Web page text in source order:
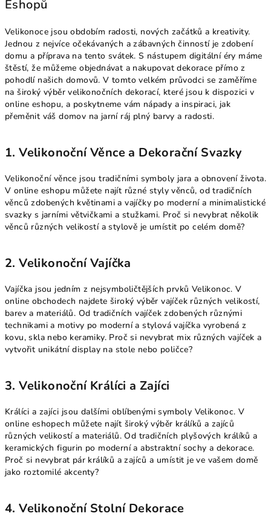
Eshopů
Velikonoce jsou obdobím radosti, nových začátků a kreativity.
Jednou z nejvíce očekávaných a zábavných činností je zdobení
domu a příprava na tento svátek. S nástupem digitální éry máme
štěstí, že můžeme objednávat a nakupovat dekorace přímo z
pohodlí našich domovů. V tomto velkém průvodci se zaměříme
na široký výběr velikonočních dekorací, které jsou k dispozici v
online eshopu, a poskytneme vám nápady a inspiraci, jak
přeměnit váš domov na jarní ráj plný barvy a radosti.
1. Velikonoční Věnce a Dekorační Svazky
Velikonoční věnce jsou tradičními symboly jara a obnovení života.
V online eshopu můžete najít různé styly věnců, od tradičních
věnců zdobených květinami a vajíčky po moderní a minimalistické
svazky s jarními větvičkami a stužkami. Proč si nevybrat několik
věnců různých velikostí a stylově je umístit po celém domě?
2. Velikonoční Vajíčka
Vajíčka jsou jedním z nejsymboličtějších prvků Velikonoc. V
online obchodech najdete široký výběr vajíček různých velikostí,
barev a materiálů. Od tradičních vajíček zdobených různými
technikami a motivy po moderní a stylová vajíčka vyrobená z
kovu, skla nebo keramiky. Proč si nevybrat mix různých vajíček a
vytvořit unikátní display na stole nebo poličce?
3. Velikonoční Králíci a Zajíci
Králíci a zajíci jsou dalšími oblíbenými symboly Velikonoc. V
online eshopech můžete najít široký výběr králíků a zajíců
různých velikostí a materiálů. Od tradičních plyšových králíků a
keramických figurin po moderní a abstraktní sochy a dekorace.
Proč si nevybrat pár králíků a zajíců a umístit je ve vašem domě
jako roztomilé akcenty?
4. Velikonoční Stolní Dekorace